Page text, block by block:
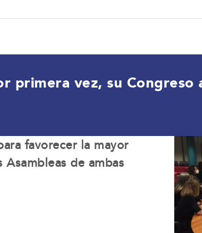
primera vez, su Congreso
favorecer la mayor
de ambas